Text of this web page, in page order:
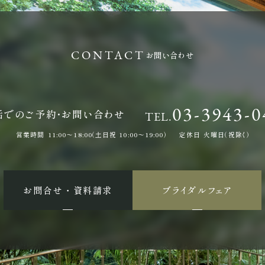
お問い合わせ
のご予約・お問い合わせ TEL.03-3943-
営業時間 11:00〜18:00（土日祝 10:00〜19:00） 定休日 火曜日（祝除く）
お問合せ ・ 資料請求 ブライダルフェア